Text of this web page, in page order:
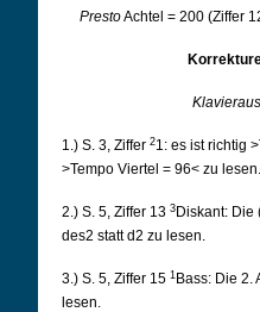
PrestoAchtel = 200 (Ziffer
1.) S. 3, Ziffer 21: es ist richtig
>Tempo Viertel = 96< zu lesen.
2.) S. 5, Ziffer 13 3 Diskant: Die
des2 statt d2 zu lesen.
3.) S. 5, Ziffer 15 1 Bass: Die 2.
lesen.